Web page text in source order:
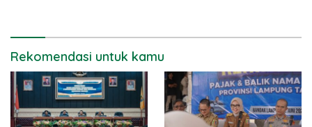
Rekomendasi untuk kamu